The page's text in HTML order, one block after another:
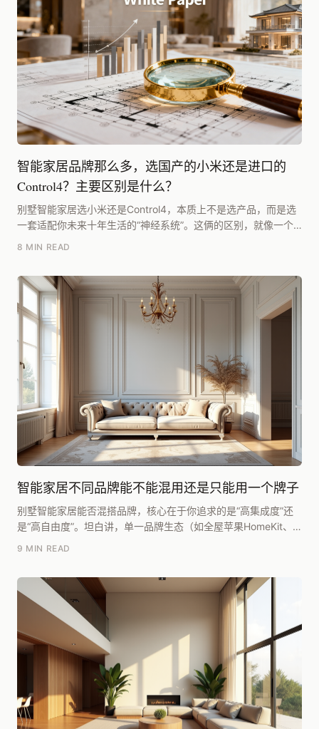
智能家居品牌那么多，选国产的小米还是进口的
Control4？主要区别是什么？
别墅智能家居选小米还是Control4，本质上不是选产品，而是选
一套适配你未来十年生活的“神经系统”。这俩的区别，就像一个
8 MIN READ
智能家居不同品牌能不能混用还是只能用一个牌子
别墅智能家居能否混搭品牌，核心在于你追求的是“高集成度”还
是“高自由度”。坦白讲，单一品牌生态（如全屋苹果HomeKit、
9 MIN READ